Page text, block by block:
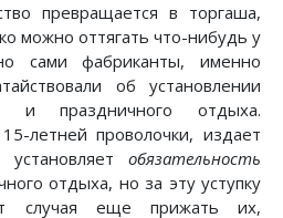
превращается в торгаша,
можно оттягать что-нибудь у
сами фабриканты, именно
об установлении
и праздничного отдыха.
летней проволочки, издает
обязательность
отдыха, но за эту уступку
случая еще прижать их,